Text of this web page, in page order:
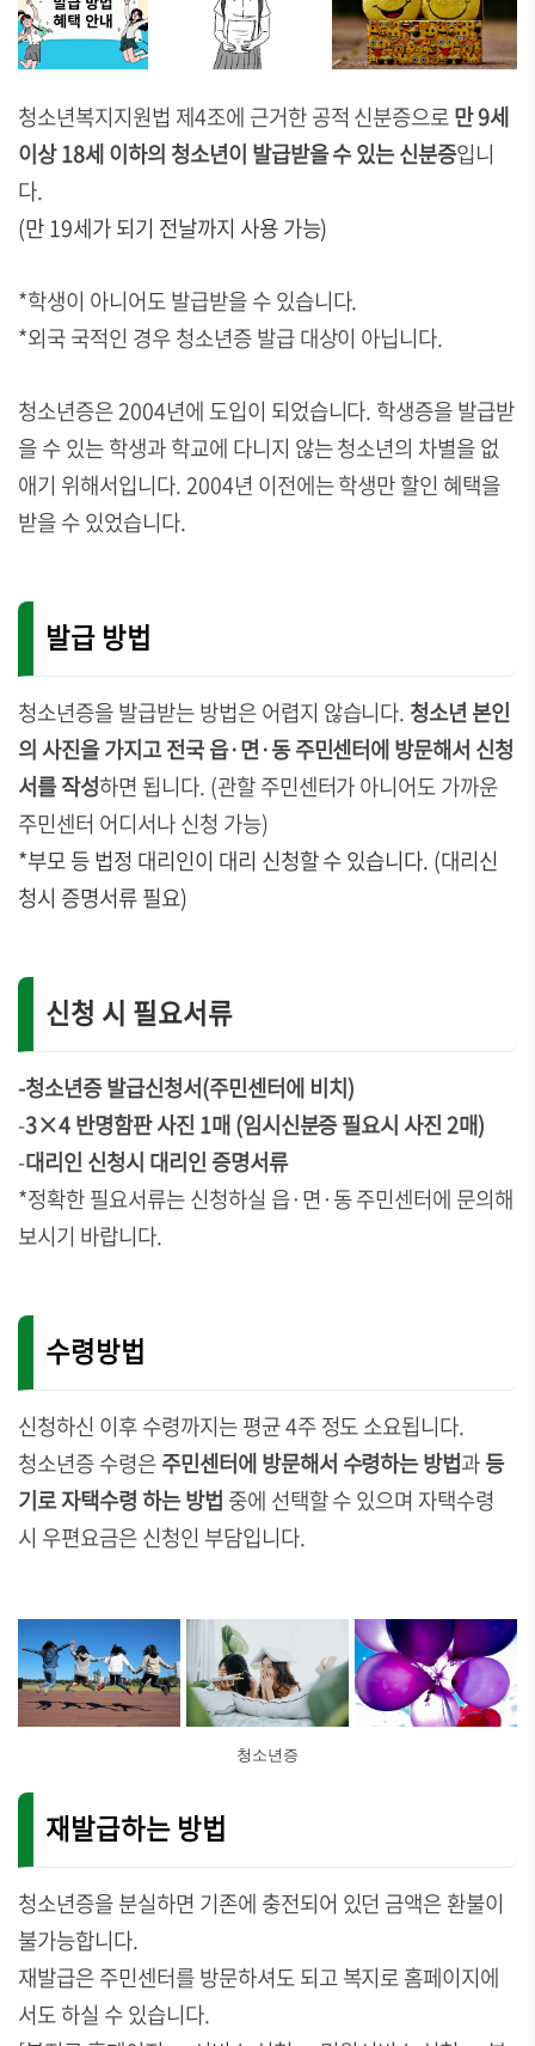
청소년복지지원법 제4조에 근거한 공적 신분증으로만 9세
이상 18세 이하의 청소년이 발급받을 수 있는 신분증입니
다.
(만 19세가 되기 전날까지 사용 가능)
*학생이 아니어도 발급받을 수 있습니다.
*외국 국적인 경우 청소년증 발급 대상이 아닙니다.
청소년증은 2004년에 도입이 되었습니다. 학생증을 발급받
을 수 있는 학생과 학교에 다니지 않는 청소년의 차별을 없
애기 위해서입니다. 2004년 이전에는 학생만 할인 혜택을
받을 수 있었습니다.
발급 방법
청소년증을 발급받는 방법은 어렵지 않습니다. 청소년 본인
의 사진을 가지고 전국 읍·면·동 주민센터에 방문해서 신청
서를 작성하면 됩니다. (관할 주민센터가 아니어도 가까운
주민센터 어디서나 신청 가능)
*부모 등 법정 대리인이 대리 신청할 수 있습니다. (대리신
청시 증명서류 필요)
신청 시 필요서류
-청소년증 발급신청서(주민센터에 비치)
-3×4 반명함판 사진 1매 (임시신분증 필요시 사진 2매)
-대리인 신청시 대리인 증명서류
*정확한 필요서류는 신청하실 읍·면·동 주민센터에 문의해
보시기 바랍니다.
수령방법
신청하신 이후 수령까지는 평균 4주 정도 소요됩니다.
청소년증 수령은주민센터에 방문해서 수령하는 방법과등
기로 자택수령 하는 방법 중에 선택할 수 있으며 자택수령
시 우편요금은 신청인 부담입니다.
청소년증
재발급하는 방법
청소년증을 분실하면 기존에 충전되어 있던 금액은 환불이
불가능합니다.
재발급은 주민센터를 방문하셔도 되고 복지로 홈페이지에
서도 하실 수 있습니다.